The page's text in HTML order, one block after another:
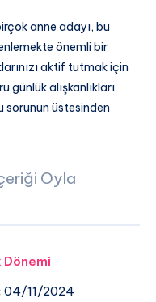
anne adayı, bu
önemli bir
aktif tutmak için
günlük alışkanlıkları
sorunun üstesinden
Oyla
Dönemi
04/11/2024